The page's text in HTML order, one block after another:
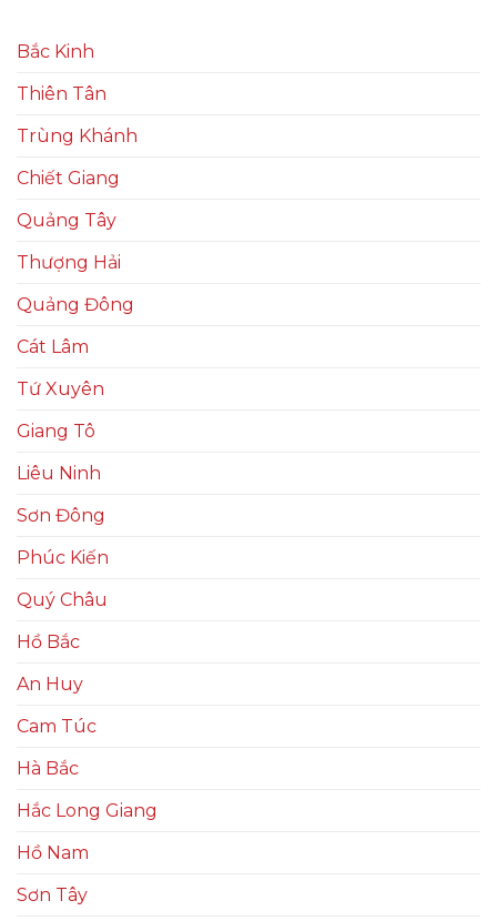
Bắc Kinh
Thiên Tân
Trùng Khánh
Chiết Giang
Quảng Tây
Thượng Hải
Quảng Đông
Cát Lâm
Tứ Xuyên
Giang Tô
Liêu Ninh
Sơn Đông
Phúc Kiến
Quý Châu
Hồ Bắc
An Huy
Cam Túc
Hà Bắc
Hắc Long Giang
Hồ Nam
Sơn Tây